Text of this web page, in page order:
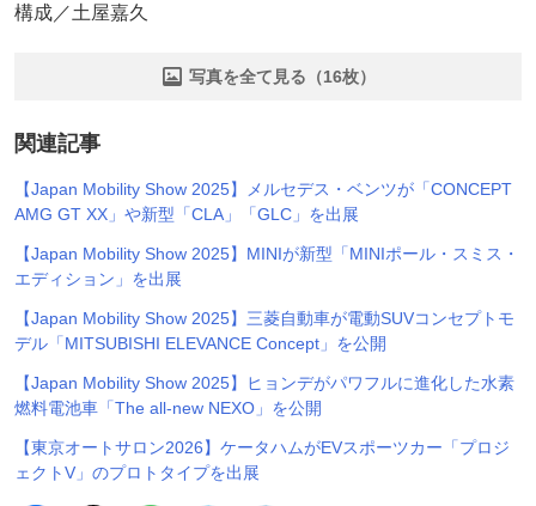
構成／土屋嘉久
写真を全て見る（16枚）
関連記事
【Japan Mobility Show 2025】メルセデス・ベンツが「CONCEPT
AMG GT XX」や新型「CLA」「GLC」を出展
【Japan Mobility Show 2025】MINIが新型「MINIポール・スミス・
エディション」を出展
【Japan Mobility Show 2025】三菱自動車が電動SUVコンセプトモ
デル「MITSUBISHI ELEVANCE Concept」を公開
【Japan Mobility Show 2025】ヒョンデがパワフルに進化した水素
燃料電池車「The all-new NEXO」を公開
【東京オートサロン2026】ケータハムがEVスポーツカー「プロジ
ェクトV」のプロトタイプを出展